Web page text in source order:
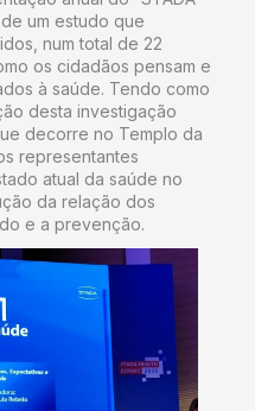
um estudo que
num total de 22
os cidadãos pensam e
à saúde. Tendo como
desta investigação
decorre no Templo da
representantes
atual da saúde no
da relação dos
e a prevenção.